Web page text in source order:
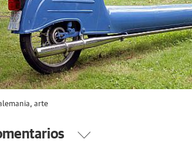
,arte